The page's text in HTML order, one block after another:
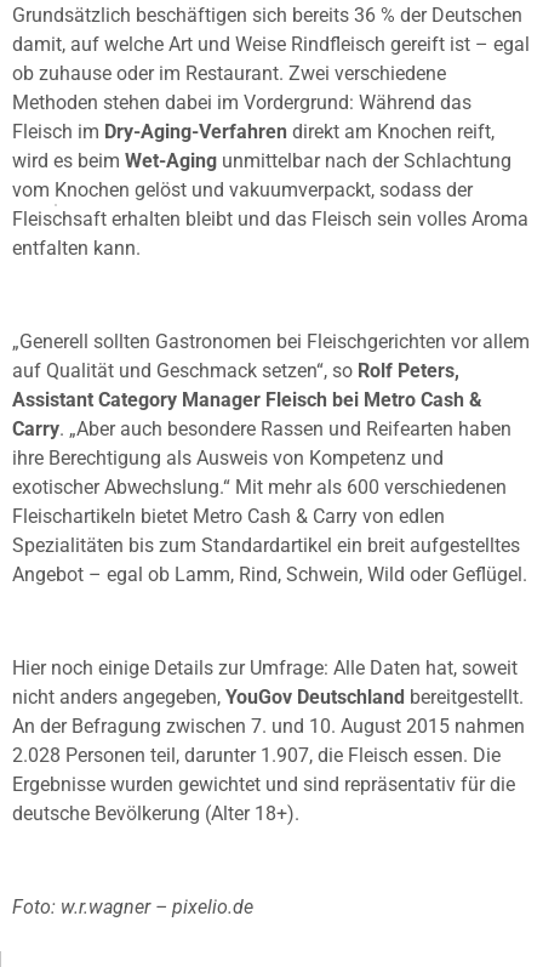
Grundsätzlich beschäftigen sich bereits 36 % der Deutschen
damit, auf welche Art und Weise Rindfleisch gereift ist – egal
ob zuhause oder im Restaurant. Zwei verschiedene
Methoden stehen dabei im Vordergrund: Während das
Fleisch im Dry-Aging-Verfahren direkt am Knochen reift,
wird es beim Wet-Aging unmittelbar nach der Schlachtung
vom Knochen gelöst und vakuumverpackt, sodass der
Fleischsaft erhalten bleibt und das Fleisch sein volles Aroma
entfalten kann.
„Generell sollten Gastronomen bei Fleischgerichten vor allem
auf Qualität und Geschmack setzen“, so Rolf Peters,
Assistant Category Manager Fleisch bei Metro Cash &
Carry. „Aber auch besondere Rassen und Reifearten haben
ihre Berechtigung als Ausweis von Kompetenz und
exotischer Abwechslung.“ Mit mehr als 600 verschiedenen
Fleischartikeln bietet Metro Cash & Carry von edlen
Spezialitäten bis zum Standardartikel ein breit aufgestelltes
Angebot – egal ob Lamm, Rind, Schwein, Wild oder Geflügel.
Hier noch einige Details zur Umfrage: Alle Daten hat, soweit
nicht anders angegeben, YouGov Deutschland bereitgestellt.
An der Befragung zwischen 7. und 10. August 2015 nahmen
2.028 Personen teil, darunter 1.907, die Fleisch essen. Die
Ergebnisse wurden gewichtet und sind repräsentativ für die
deutsche Bevölkerung (Alter 18+).
Foto: w.r.wagner – pixelio.de